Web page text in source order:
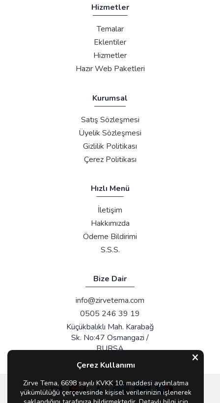
Hizmetler
Temalar
Eklentiler
Hizmetler
Hazır Web Paketleri
Kurumsal
Satış Sözleşmesi
Üyelik Sözleşmesi
Gizlilik Politikası
Çerez Politikası
Hızlı Menü
İletişim
Hakkımızda
Ödeme Bildirimi
S.S.S.
Bize Dair
info@zirvetema.com
0505 246 39 19
Küçükbalıklı Mah. Karabağ
Sk. No:47 Osmangazi /
BURSA
Çerez Kullanımı
Zirve Tema, 6698 sayılı KVKK 10. maddesi aydınlatma
yükümlülüğü çerçevesinde kişisel verilerinizin işlenerek